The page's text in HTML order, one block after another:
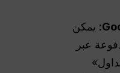
يمكن
عبر